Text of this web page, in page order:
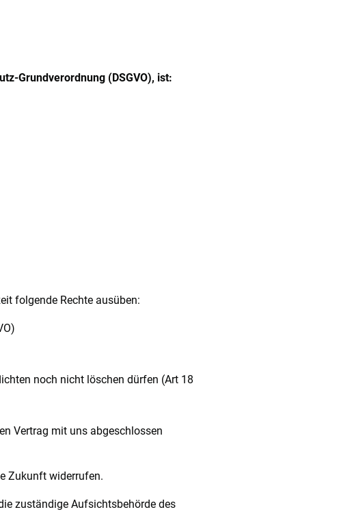
Grundverordnung (DSGVO), ist:
folgende Rechte ausüben:
noch nicht löschen dürfen (Art 18
Vertrag mit uns abgeschlossen
Zukunft widerrufen.
zuständige Aufsichtsbehörde des